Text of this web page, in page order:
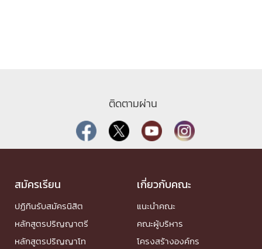
ติดตามผ่าน
สมัครเรียน
ปฏิทินรับสมัครนิสิต
หลักสูตรปริญญาตรี
หลักสูตรปริญญาโท
เกี่ยวกับคณะ
แนะนำคณะ
คณะผู้บริหาร
โครงสร้างองค์กร